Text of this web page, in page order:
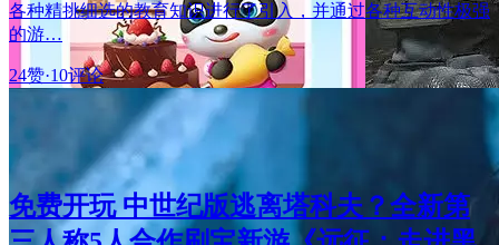
各种精挑细选的教育知识进行了引入，并通过各种互动性极强
的游…
24赞·10评论
免费开玩 中世纪版逃离塔科夫？全新第